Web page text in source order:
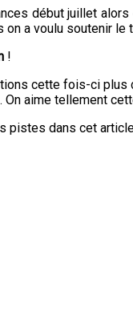
début juillet
a voulu soutenir le
!
cette fois-ci plus
On aime tellement
pistes dans cet